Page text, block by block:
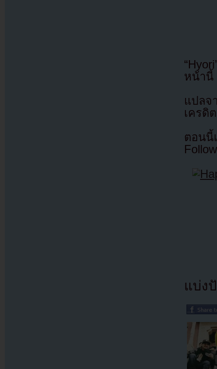
หน้านี้
แปล
เครดิ
ตอนนี้
แบ่ง